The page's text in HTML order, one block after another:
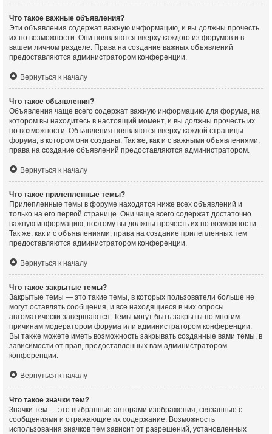
Что такое важные объявления?
Эти объявления содержат важную информацию, и вы должны прочесть
их по возможности. Они появляются вверху каждого из форумов и в
вашем личном разделе. Права на создание важных объявлений
предоставляются администратором конференции.
Вернуться к началу
Что такое объявления?
Объявления чаще всего содержат важную информацию для форума, на
котором вы находитесь в настоящий момент, и вы должны прочесть их
по возможности. Объявления появляются вверху каждой страницы
форума, в котором они созданы. Так же, как и с важными объявлениями,
права на создание объявлений предоставляются администратором.
Вернуться к началу
Что такое прилепленные темы?
Прилепленные темы в форуме находятся ниже всех объявлений и
только на его первой странице. Они чаще всего содержат достаточно
важную информацию, поэтому вы должны прочесть их по возможности.
Так же, как и с объявлениями, права на создание прилепленных тем
предоставляются администратором конференции.
Вернуться к началу
Что такое закрытые темы?
Закрытые темы — это такие темы, в которых пользователи больше не
могут оставлять сообщения, и все находящиеся в них опросы
автоматически завершаются. Темы могут быть закрыты по многим
причинам модератором форума или администратором конференции.
Вы также можете иметь возможность закрывать созданные вами темы, в
зависимости от прав, предоставленных вам администратором
конференции.
Вернуться к началу
Что такое значки тем?
Значки тем — это выбранные авторами изображения, связанные с
сообщениями и отражающие их содержание. Возможность
использования значков тем зависит от разрешений, установленных